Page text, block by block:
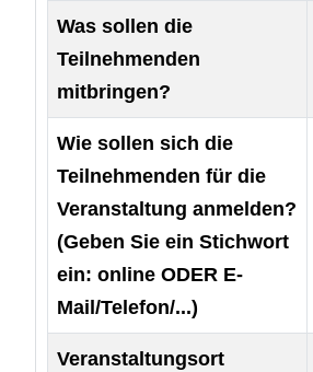
Was sollen die
Teilnehmenden
mitbringen?
Wie sollen sich die
Teilnehmenden für die
Veranstaltung anmelden?
(Geben Sie ein Stichwort
ein: online ODER E-
Mail/Telefon/...)
Veranstaltungsort